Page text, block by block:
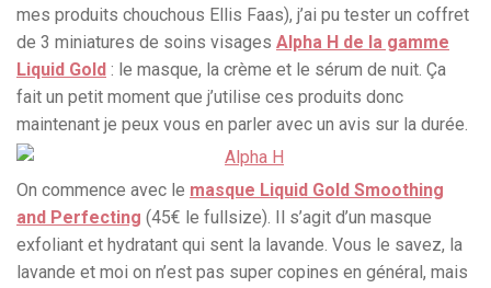
mes produits chouchous Ellis Faas), j’ai pu tester un coffret
de 3 miniatures de soins visages Alpha H de la gamme
Liquid Gold : le masque, la crème et le sérum de nuit. Ça
fait un petit moment que j’utilise ces produits donc
maintenant je peux vous en parler avec un avis sur la durée.
On commence avec le masque Liquid Gold Smoothing
and Perfecting (45€ le fullsize). Il s’agit d’un masque
exfoliant et hydratant qui sent la lavande. Vous le savez, la
lavande et moi on n’est pas super copines en général, mais